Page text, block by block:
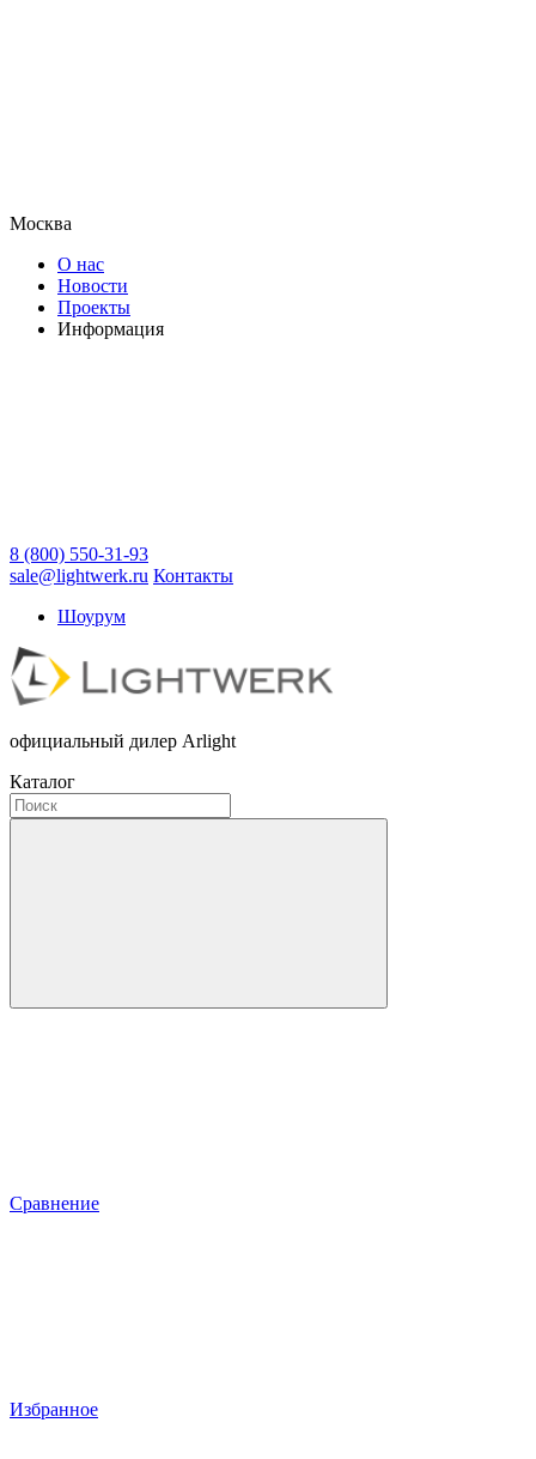
Москва
О нас
Новости
Проекты
Информация
8 (800) 550-31-93
sale@lightwerk.ru Контакты
Шоурум
официальный дилер Arlight
Каталог
Сравнение
Избранное